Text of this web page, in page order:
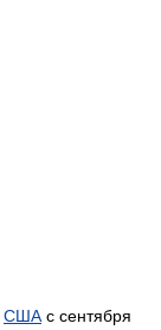
США с сентября